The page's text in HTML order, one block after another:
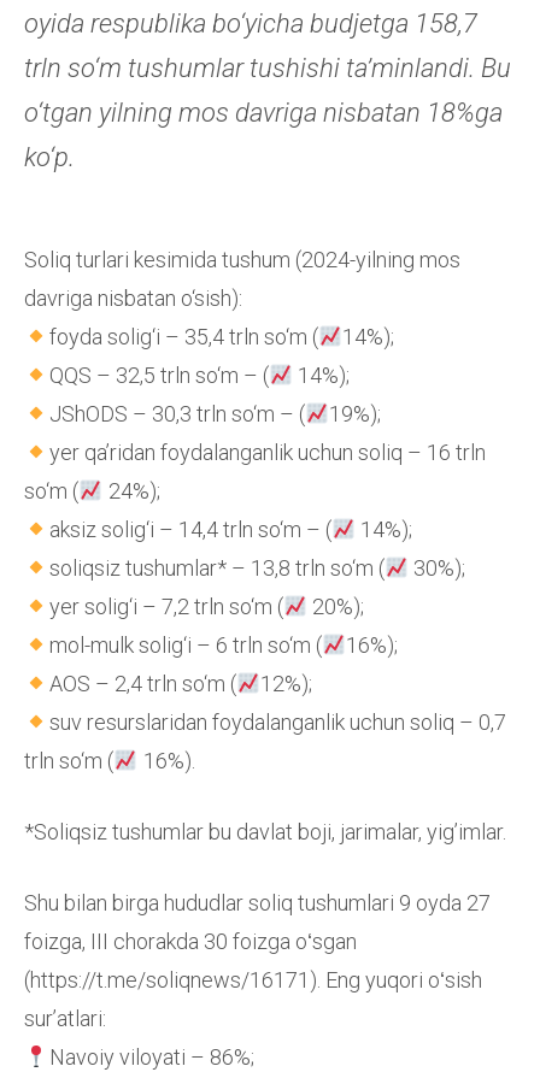
oyida respublika bo‘yicha budjetga 158,7
trln so‘m tushumlar tushishi ta’minlandi. Bu
o‘tgan yilning mos davriga nisbatan 18%ga
ko‘p.
Soliq turlari kesimida tushum (2024-yilning mos
davriga nisbatan o‘sish):
foyda solig‘i – 35,4 trln so‘m (
14%);
QQS – 32,5 trln so‘m – (
14%);
JShODS – 30,3 trln so‘m – (
19%);
yer qa’ridan foydalanganlik uchun soliq – 16 trln
so‘m (
24%);
aksiz solig‘i – 14,4 trln so‘m – (
14%);
soliqsiz tushumlar* – 13,8 trln so‘m (
30%);
yer solig‘i – 7,2 trln so‘m (
20%);
mol-mulk solig‘i – 6 trln so‘m (
16%);
AOS – 2,4 trln so‘m (
12%);
suv resurslaridan foydalanganlik uchun soliq – 0,7
trln so‘m (
16%).
*Soliqsiz tushumlar bu davlat boji, jarimalar, yig’imlar.
Shu bilan birga hududlar soliq tushumlari 9 oyda 27
foizga, III chorakda 30 foizga oʻsgan
(https://t.me/soliqnews/16171). Eng yuqori oʻsish
surʼatlari:
Navoiy viloyati – 86%;